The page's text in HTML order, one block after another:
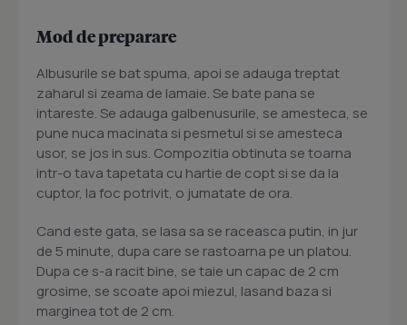
Mod de preparare
Albusurile se bat spuma, apoi se adauga treptat
zaharul si zeama de lamaie. Se bate pana se
intareste. Se adauga galbenusurile, se amesteca, se
pune nuca macinata si pesmetul si se amesteca
usor, se jos in sus. Compozitia obtinuta se toarna
intr-o tava tapetata cu hartie de copt si se da la
cuptor, la foc potrivit, o jumatate de ora.
Cand este gata, se lasa sa se raceasca putin, in jur
de 5 minute, dupa care se rastoarna pe un platou.
Dupa ce s-a racit bine, se taie un capac de 2 cm
grosime, se scoate apoi miezul, lasand baza si
marginea tot de 2 cm.